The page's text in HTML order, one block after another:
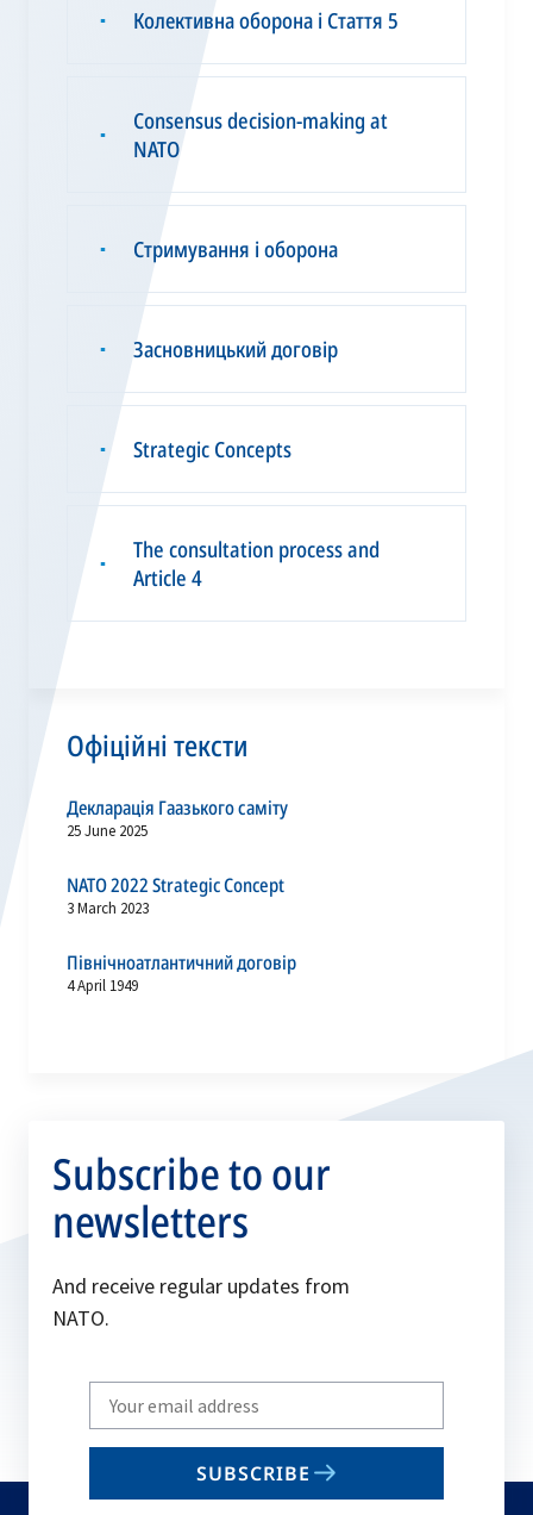
▪ Колективна оборона і Стаття 5
▪
Consensus decision-making at
NATO
▪ Стримування і оборона
▪ Засновницький договір
▪ Strategic Concepts
▪
The consultation process and
Article 4
Офіційні тексти
Декларація Гаазького саміту
25 June 2025
NATO 2022 Strategic Concept
3 March 2023
Північноатлантичний договір
4 April 1949
Subscribe to our
newsletters
And receive regular updates from
NATO.
Write
your
email
SUBSCRIBE